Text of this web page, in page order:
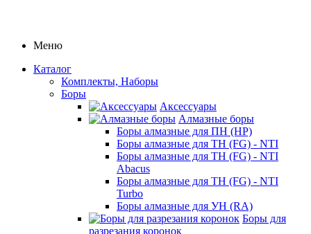
Меню
Каталог
Комплекты, Наборы
Боры
Аксессуары
Алмазные боры
Боры алмазные для ПН (HP)
Боры алмазные для ТН (FG) - NTI
Боры алмазные для ТН (FG) - NTI
Abacus
Боры алмазные для ТН (FG) - NTI
Turbo
Боры алмазные для УН (RA)
Боры для
разрезания коронок